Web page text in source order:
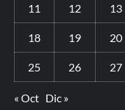
11 12 13
18 19 20
25 26 27
« Oct Dic »